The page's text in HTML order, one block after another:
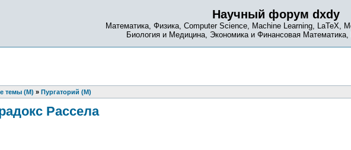
Научный форум dxdy
Математика, Физика, Computer Science, Machine Learning, LaTeX,
Биология и Медицина, Экономика и Финансовая Математика,
темы (М) » Пургаторий (М)
Рассела